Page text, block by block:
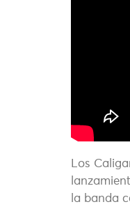
Los
la banda